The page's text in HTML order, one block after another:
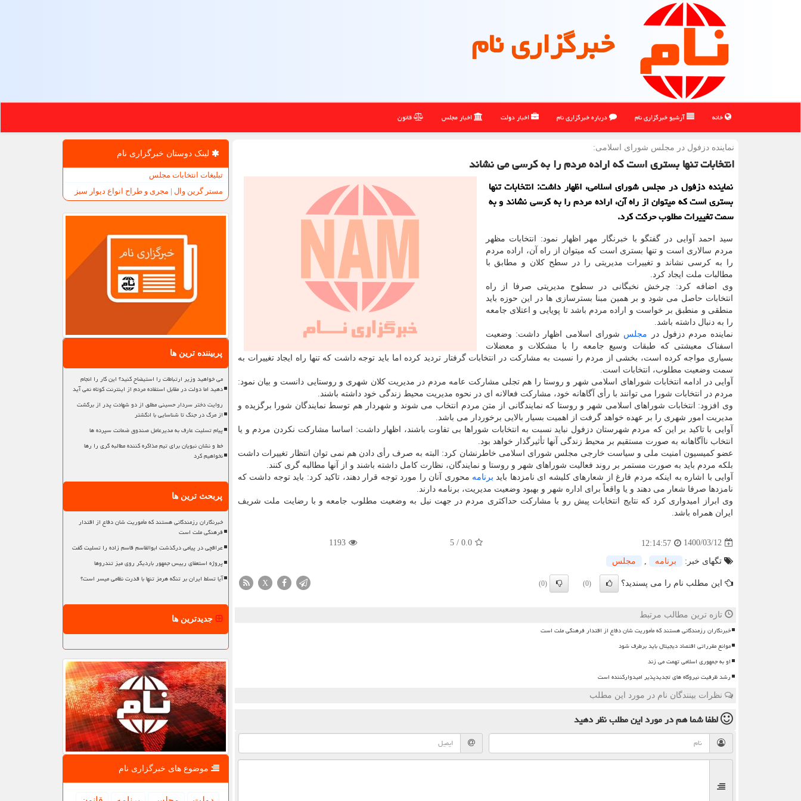
خبرگزاری نام
خانه آرشیو خبرگزاری نام درباره خبرگزاری نام اخبار دولت اخبار مجلس قانون
نماینده دزفول در مجلس شورای اسلامی:
انتخابات تنها بستری است كه اراده مردم را به كرسی می نشاند
نماینده دزفول در مجلس شورای اسلامی، اظهار داشت: انتخابات تنها
بستری است که میتوان از راه آن، اراده مردم را به کرسی نشاند و به
سمت تغییرات مطلوب حرکت کرد.
سید احمد آوایی در گفتگو با خبرنگار مهر اظهار نمود: انتخابات مظهر
مردم سالاری است و تنها بستری است که میتوان از راه آن، اراده مردم
را به کرسی نشاند و تغییرات مدیریتی را در سطح کلان و مطابق با
مطالبات ملت ایجاد کرد.
وی اضافه کرد: چرخش نخبگانی در سطوح مدیریتی صرفا از راه
انتخابات حاصل می شود و بر همین مبنا بسترسازی ها در این حوزه باید
منطقی و منطبق بر خواست و اراده مردم باشد تا پویایی و اعتلای جامعه
را به دنبال داشته باشد.
نماینده مردم دزفول در مجلس شورای اسلامی اظهار داشت: وضعیت
اسفناک معیشتی که طبقات وسیع جامعه را با مشکلات و معضلات
بسیاری مواجه کرده است، بخشی از مردم را نسبت به مشارکت در انتخابات گرفتار تردید کرده اما باید توجه داشت که تنها راه ایجاد تغییرات به
سمت وضعیت مطلوب، انتخابات است.
آوایی در ادامه انتخابات شوراهای اسلامی شهر و روستا را هم تجلی مشارکت عامه مردم در مدیریت کلان شهری و روستایی دانست و بیان نمود:
مردم در انتخابات شورا می توانند با رأی آگاهانه خود، مشارکت فعالانه ای در نحوه مدیریت محیط زندگی خود داشته باشند.
وی افزود: انتخابات شوراهای اسلامی شهر و روستا که نمایندگانی از متن مردم انتخاب می شوند و شهردار هم توسط نمایندگان شورا برگزیده و
مدیریت امور شهری را بر عهده خواهد گرفت از اهمیت بسیار بالایی برخوردار می باشد.
آوایی با تاکید بر این که مردم شهرستان دزفول نباید نسبت به انتخابات شوراها بی تفاوت باشند، اظهار داشت: اساسا مشارکت نکردن مردم و یا
انتخاب ناآگاهانه به صورت مستقیم بر محیط زندگی آنها تأثیرگذار خواهد بود.
عضو کمیسیون امنیت ملی و سیاست خارجی مجلس شورای اسلامی خاطرنشان کرد: البته به صرف رأی دادن هم نمی توان انتظار تغییرات داشت
بلکه مردم باید به صورت مستمر بر روند فعالیت شوراهای شهر و روستا و نمایندگان، نظارت کامل داشته باشند و از آنها مطالبه گری کنند.
آوایی با اشاره به اینکه مردم فارغ از شعارهای کلیشه ای نامزدها باید برنامه محوری آنان را مورد توجه قرار دهند، تاکید کرد: باید توجه داشت که
نامزدها صرفا شعار می دهند و یا واقعاً برای اداره شهر و بهبود وضعیت مدیریت، برنامه دارند.
وی ابراز امیدواری کرد که نتایج انتخابات پیش رو با مشارکت حداکثری مردم در جهت نیل به وضعیت مطلوب جامعه و با رضایت ملت شریف
ایران همراه باشد.
1400/03/12
12:14:57
0.0
/
5
1193
تگهای خبر: برنامه مجلس
این مطلب نام را می پسندید؟ (0)
(0)
X
تازه ترین مطالب مرتبط
خبرنگاران رزمندگانی هستند که مأموریت شان دفاع از اقتدار فرهنگی ملت است
موانع مقرراتی اقتصاد دیجیتال باید برطرف شود
او به جمهوری اسلامی تهمت می زند
رشد ظرفیت نیروگاه های تجدیدپذیر امیدوارکننده است
نظرات بینندگان نام در مورد این مطلب
لطفا شما همدر مورد این مطلبنظر دهید
لینک دوستان خبرگزاری نام
تبلیغات انتخابات مجلس
مستر گرین وال | مجری و طراح انواع دیوار سبز
پربیننده ترین ها
می خواهید وزیر ارتباطات را استیضاح کنید؟ این کار را انجام
دهید اما دولت در مقابل استفاده مردم از اینترنت کوتاه نمی آید
روایت دختر سردار حسینی مطلق از دو شهادت پدر از برگشت
از مرگ در جنگ تا شناسایی با انگشتر
پیام تسلیت عارف به مدیرعامل صندوق ضمانت سپرده ها
خط و نشان نبویان برای تیم مذاکره کننده مطالبه گری را رها
نخواهیم کرد
پربحث ترین ها
خبرنگاران رزمندگانی هستند که مأموریت شان دفاع از اقتدار
فرهنگی ملت است
عراقچی در پیامی درگذشت ابوالقاسم قاسم زاده را تسلیت گفت
پروژه استعفای رییس جمهور باردیگر روی میز تندروها
آیا تسلط ایران بر تنگه هرمز تنها با قدرت نظامی میسر است؟
جدیدترین ها
موضوع های خبرگزاری نام